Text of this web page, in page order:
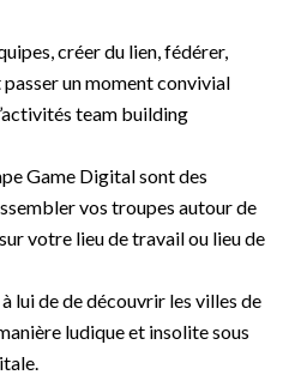
créer du lien, fédérer,
un moment convivial
team building
Game Digital sont des
vos troupes autour de
votre lieu de travail ou lieu de
lui de de découvrir les villes de
ludique et insolite sous